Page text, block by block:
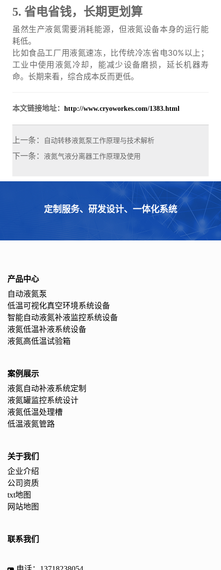
5. 省电省钱，长期更划算
虽然生产液氮需要消耗能源，但液氮设备本身的运行能
耗低。
比如食品工厂用液氮速冻，比传统冷冻省电30%以上；
工业中使用液氮冷却，能减少设备磨损，延长机器寿
命。长期来看，综合成本反而更低。
本文链接地址： http://www.cryoworkes.com/1383.html
上一条： 自动转移液氮泵工作原理与技术解析
下一条： 液氮气液分离器工作原理及使用
定制服务、研发设计、一体化系统
产品中心
自动液氮泵
低温可视化真空环境系统设备
智能自动液氮补液监控系统设备
液氮低温补液系统设备
液氮高低温试验箱
案例展示
液氮自动补液系统定制
液氮罐监控系统设计
液氮低温处理槽
低温液氮管路
关于我们
企业介绍
公司资质
txt地图
网站地图
联系我们